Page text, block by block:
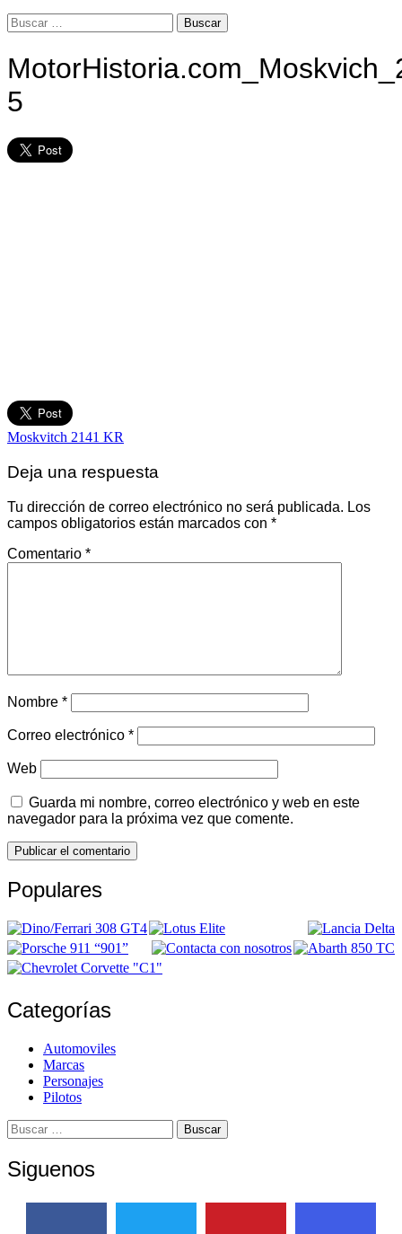
Buscar:
5
Navegación
de
Moskvitch 2141 KR
Deja una respuesta
Tu dirección de correo electrónico no será publicada. Los
campos obligatorios están marcados con *
Comentario *
Nombre *
Correo electrónico *
Web
Guarda mi nombre, correo electrónico y web en este
navegador para la próxima vez que comente.
Populares
Categorías
Automoviles
Marcas
Personajes
Pilotos
Buscar:
Siguenos